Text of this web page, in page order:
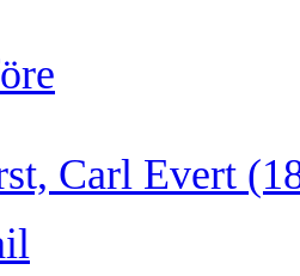
Carl Evert